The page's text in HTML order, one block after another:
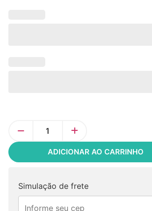
ADICIONAR AO CARRINHO
Simulação de frete